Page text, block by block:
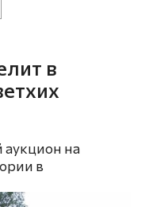
в
на
в